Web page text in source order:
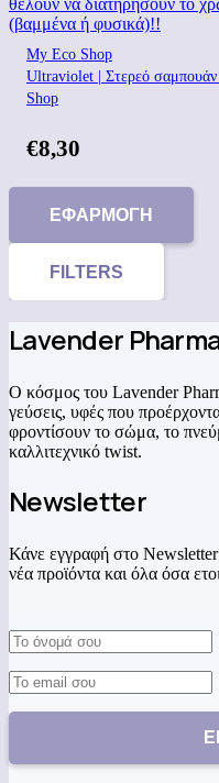
My Eco Shop
Ultraviolet | Στερεό σαμπουάν
Shop
€8,30
ΕΦΑΡΜΟΓΉ
FILTERS
Lavender
Ο κόσμος του Lavender
γεύσεις, υφές που
φροντίσουν το σώμα, το
καλλιτεχνικό twist.
Newsletter
Κάνε εγγραφή στο
νέα προϊόντα και όλα όσα